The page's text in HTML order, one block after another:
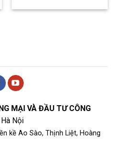
MẠI VÀ ĐẦU TƯ CÔNG
Nội
kề Ao Sào, Thịnh Liệt, Hoàng